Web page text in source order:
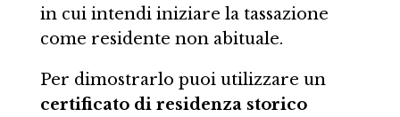
in cui intendi iniziare la tassazione
come residente non abituale.
Per dimostrarlo puoi utilizzare un
certificato di residenza storico